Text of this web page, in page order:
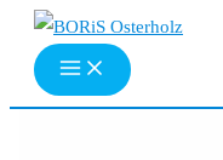
Zum
Inhalt
springen